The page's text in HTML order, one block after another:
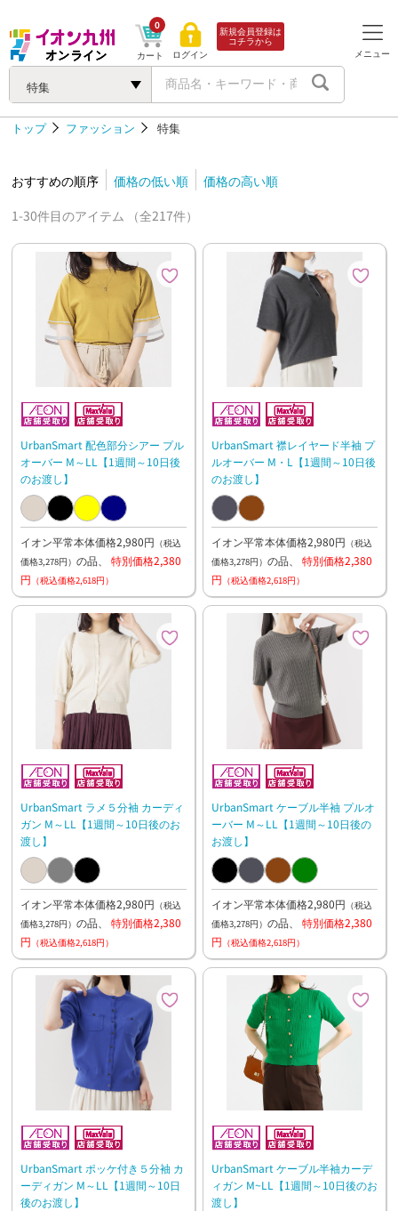
特集
カート
0
ログイン
新規会員登録は
コチラから
メニュー
トップ ファッション 特集
おすすめの順序 価格の低い順
価格の高い順
1-30件目のアイテム （全217件）
UrbanSmart 配色部分シアー プル
オーバー M～LL【1週間～10日後
のお渡し】
イオン平常本体価格2,980円 （税込
価格3,278円） の品、 特別価格2,380
円 （税込価格2,618円）
UrbanSmart 襟レイヤード半袖 プ
ルオーバー M・L【1週間～10日後
のお渡し】
イオン平常本体価格2,980円 （税込
価格3,278円） の品、 特別価格2,380
円 （税込価格2,618円）
UrbanSmart ラメ５分袖 カーディ
ガン M～LL【1週間～10日後のお
渡し】
イオン平常本体価格2,980円 （税込
価格3,278円） の品、 特別価格2,380
円 （税込価格2,618円）
UrbanSmart ケーブル半袖 プルオ
ーバー M～LL【1週間～10日後の
お渡し】
イオン平常本体価格2,980円 （税込
価格3,278円） の品、 特別価格2,380
円 （税込価格2,618円）
UrbanSmart ポッケ付き５分袖 カ
ーディガン M～LL【1週間～10日
後のお渡し】
UrbanSmart ケーブル半袖カーデ
ィガン M~LL【1週間～10日後のお
渡し】